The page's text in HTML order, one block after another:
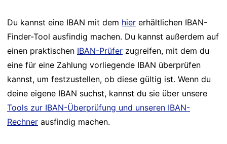
Du kannst eine IBAN mit dem hier erhältlichen IBAN-
Finder-Tool ausfindig machen. Du kannst außerdem auf
einen praktischen IBAN-Prüfer zugreifen, mit dem du
eine für eine Zahlung vorliegende IBAN überprüfen
kannst, um festzustellen, ob diese gültig ist. Wenn du
deine eigene IBAN suchst, kannst du sie über unsere
Tools zur IBAN-Überprüfung und unseren IBAN-
Rechner ausfindig machen.